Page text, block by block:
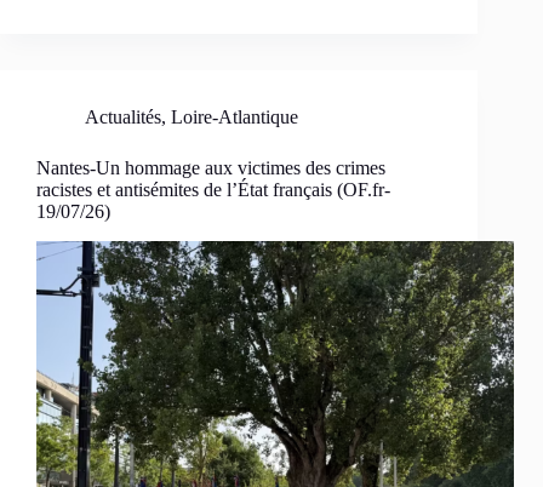
Actualités, Loire-Atlantique
Nantes-Un hommage aux victimes des crimes
racistes et antisémites de l’État français (OF.fr-
19/07/26)